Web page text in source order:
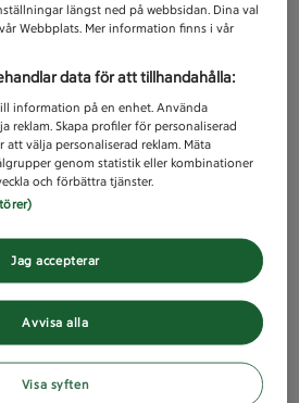
längst ned på webbsidan. Dina val
Webbplats. Mer information finns i vår
data för att tillhandahålla:
information på en enhet. Använda
reklam. Skapa profiler för personaliserad
välja personaliserad reklam. Mäta
genom statistik eller kombinationer
och förbättra tjänster.
Avvisa alla
Jag accepterar
Visa syften